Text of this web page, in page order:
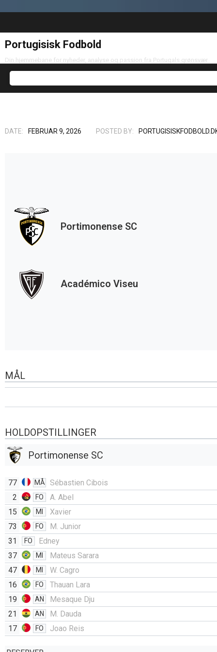
Portugisisk Fodbold
Din hjemmebane for nyheder, analyse og passion fra Portugals grønsvær
DATE: FEBRUAR 9, 2026 POSTED BY:
Portimonense SC
Académico Viseu
MÅL
HOLDOPSTILLINGER
Portimonense SC
77 MÅ
Sébastien Cibois
2
FO
A. Abel
15
MI
Xavier
73
FO
M. Junior
31
FO
Edney
37
MI
Mateus Sarara
47
MI
W. Cagro
16
FO
Thauan Lara
19
AN
Mesaque Dju
21
AN
M. Dauda
17
FO Joao Reis